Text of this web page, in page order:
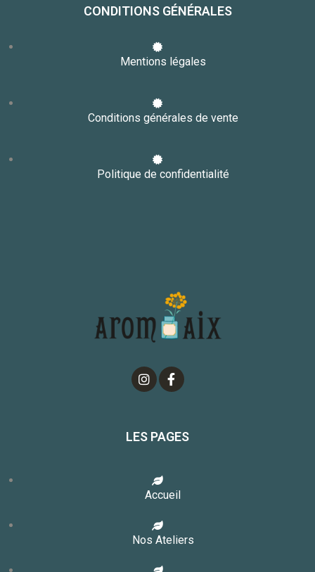
CONDITIONS GÉNÉRALES
Mentions légales
Conditions générales de vente
Politique de confidentialité
LES PAGES
Accueil
Nos Ateliers